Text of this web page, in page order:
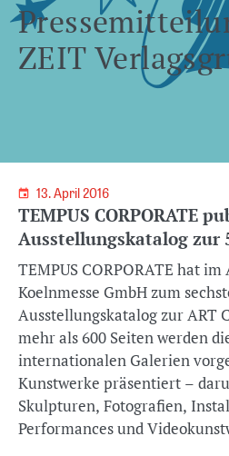
ZEIT
13. April 2016
TEMPUS CORPORATE
Ausstellungskatalog zur
TEMPUS CORPORATE hat
Koelnmesse GmbH zum
Ausstellungskatalog zur ART
mehr als 600 Seiten werden
internationalen Galerien
Kunstwerke präsentiert –
Skulpturen, Fotografien,
Performances und